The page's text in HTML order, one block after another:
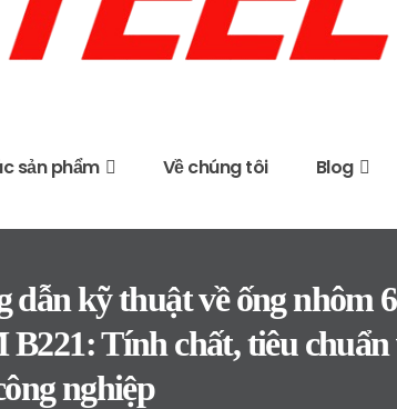
sản phẩm Về chúng tôi Blog
dẫn kỹ thuật về ống nhôm
Tính chất, tiêu chuẩn
nghiệp